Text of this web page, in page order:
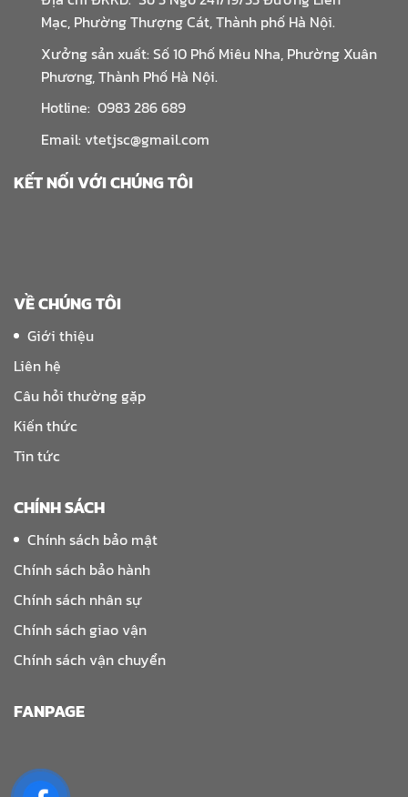
Mạc, Phường Thượng Cát, Thành phố Hà Nội.
Xưởng sản xuất: Số 10 Phố Miêu Nha, Phường Xuân
Phương, Thành Phố Hà Nội.
Hotline: 0983 286 689
Email: vtetjsc@gmail.com
KẾT NỐI VỚI CHÚNG TÔI
VỀ CHÚNG TÔI
Giới thiệu
Liên hệ
Câu hỏi thường gặp
Kiến thức
Tin tức
CHÍNH SÁCH
Chính sách bảo mật
Chính sách bảo hành
Chính sách nhân sự
Chính sách giao vận
Chính sách vận chuyển
FANPAGE